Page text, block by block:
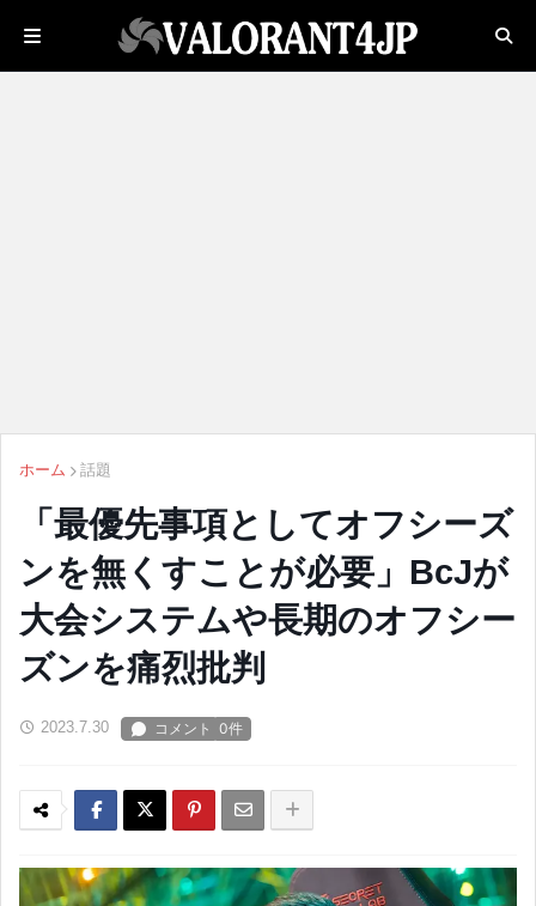
ホーム 話題
「最優先事項としてオフシーズ
ンを無くすことが必要」BcJが
大会システムや長期のオフシー
ズンを痛烈批判
2023.7.30